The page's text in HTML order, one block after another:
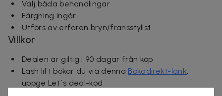
Välj båda behandlingar
Färgning ingår
Utförs av erfaren bryn/fransstylist
Villkor
Dealen är giltig i 90 dagar från köp
Lash lift bokar du via denna Bokadirekt-länk,
uppge Let´s deal-kod